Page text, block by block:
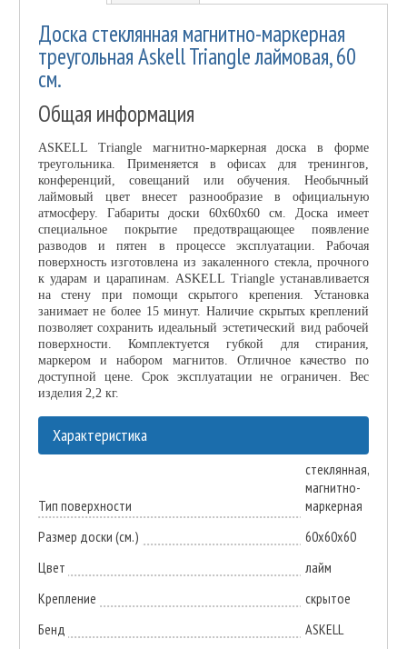
Доска стеклянная магнитно-маркерная
треугольная Askell Triangle лаймовая, 60
см.
Общая информация
ASKELL Triangle магнитно-маркерная доска в форме
треугольника. Применяется в офисах для тренингов,
конференций, совещаний или обучения. Необычный
лаймовый цвет внесет разнообразие в официальную
атмосферу. Габариты доски 60x60x60 см. Доска имеет
специальное покрытие предотвращающее появление
разводов и пятен в процессе эксплуатации. Рабочая
поверхность изготовлена из закаленного стекла, прочного
к ударам и царапинам. ASKELL Triangle устанавливается
на стену при помощи скрытого крепения. Установка
занимает не более 15 минут. Наличие скрытых креплений
позволяет сохранить идеальный эстетический вид рабочей
поверхности. Комплектуется губкой для стирания,
маркером и набором магнитов. Отличное качество по
доступной цене. Срок эксплуатации не ограничен. Вес
изделия 2,2 кг.
Характеристика
Тип поверхности
стеклянная,
магнитно-
маркерная
Размер доски (см.)
60х60х60
Цвет
лайм
Крепление
скрытое
Бенд
ASKELL